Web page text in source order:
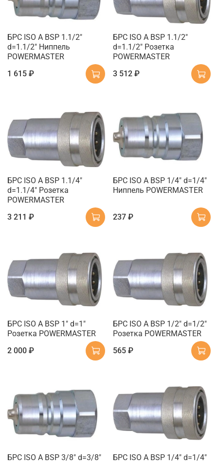
БРС ISO A BSP 1.1/2"
d=1.1/2" Ниппель
POWERMASTER
1 615 ₽
БРС ISO A BSP 1.1/2"
d=1.1/2" Розетка
POWERMASTER
3 512 ₽
БРС ISO A BSP 1.1/4"
d=1.1/4" Розетка
POWERMASTER
3 211 ₽
БРС ISO A BSP 1/4" d=1/4"
Ниппель POWERMASTER
237 ₽
БРС ISO A BSP 1" d=1"
Розетка POWERMASTER
2 000 ₽
БРС ISO A BSP 1/2" d=1/2"
Розетка POWERMASTER
565 ₽
БРС ISO A BSP 3/8" d=3/8"
БРС ISO A BSP 1/4" d=1/4"